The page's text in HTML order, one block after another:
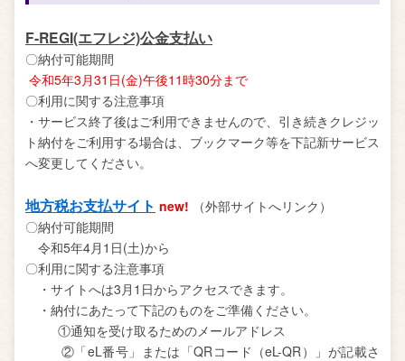
F-REGI(エフレジ)公金支払い
〇納付可能期間
令和5年3月31日(金)午後11時30分まで
〇利用に関する注意事項
・サービス終了後はご利用できませんので、引き続きクレジッ
ト納付をご利用する場合は、ブックマーク等を下記新サービス
へ変更してください。
地方税お支払サイト new!
（外部サイトへリンク）
〇納付可能期間
令和5年4月1日(土)から
〇利用に関する注意事項
・サイトへは3月1日からアクセスできます。
・納付にあたって下記のものをご準備ください。
①通知を受け取るためのメールアドレス
②「eL番号」または「QRコード（eL-QR）」が記載さ